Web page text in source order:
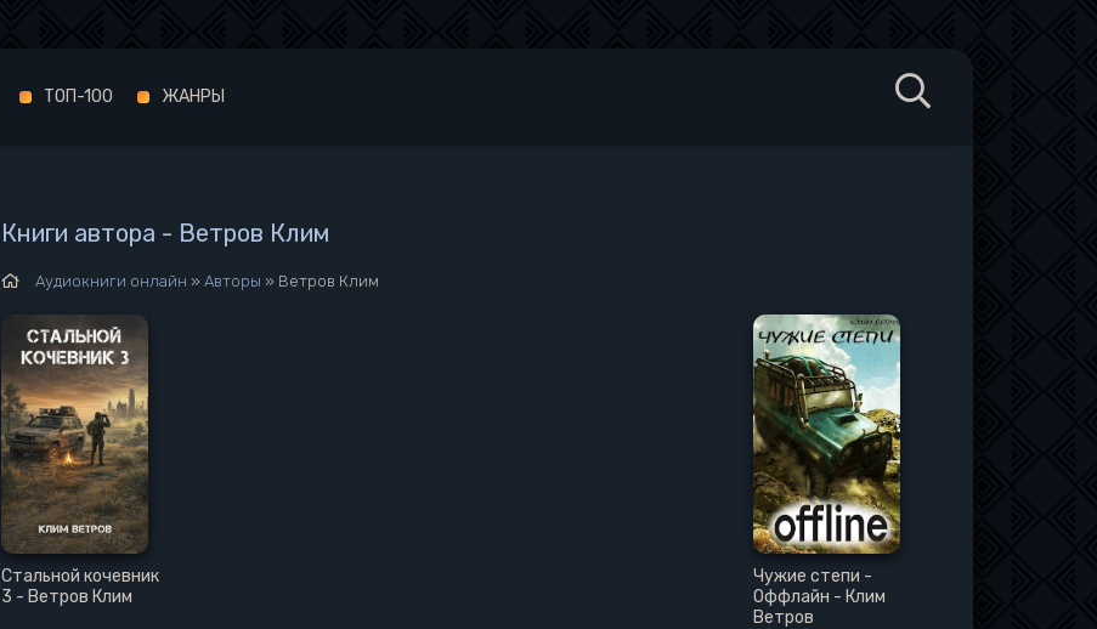
Книги автора - Ветров Клим
Аудиокниги онлайн » Авторы » Ветров Клим
Стальной кочевник
3 - Ветров Клим
Чужие степи -
Оффлайн - Клим
Ветров
ТОП-100 ЖАНРЫ